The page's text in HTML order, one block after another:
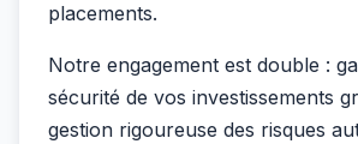
placements.
Notre engagement est double :
sécurité de vos investissements
gestion rigoureuse des risques